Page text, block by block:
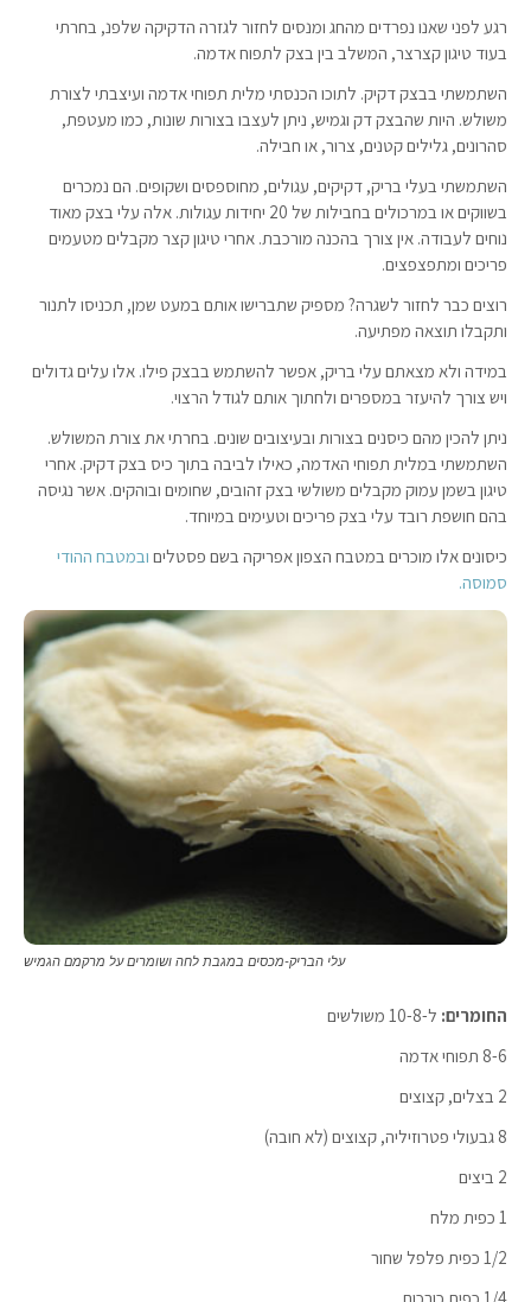
רגע לפני שאנו נפרדים מהחג ומנסים לחזור לגזרה הדקיקה שלפנ, בחרתי
בעוד טיגון קצרצר, המשלב בין בצק לתפוח אדמה.
השתמשתי בבצק דקיק. לתוכו הכנסתי מלית תפוחי אדמה ועיצבתי לצורת
משולש. היות שהבצק דק וגמיש, ניתן לעצבו בצורות שונות, כמו מעטפת,
סהרונים, גלילים קטנים, צרור, או חבילה.
השתמשתי בעלי בריק, דקיקים, עגולים, מחוספסים ושקופים. הם נמכרים
בשווקים או במרכולים בחבילות של 20 יחידות עגולות. אלה עלי בצק מאוד
נוחים לעבודה. אין צורך בהכנה מורכבת. אחרי טיגון קצר מקבלים מטעמים
פריכים ומתפצפצים.
רוצים כבר לחזור לשגרה? מספיק שתברישו אותם במעט שמן, תכניסו לתנור
ותקבלו תוצאה מפתיעה.
במידה ולא מצאתם עלי בריק, אפשר להשתמש בבצק פילו. אלו עלים גדולים
ויש צורך להיעזר במספרים ולחתוך אותם לגודל הרצוי.
ניתן להכין מהם כיסנים בצורות ובעיצובים שונים. בחרתי את צורת המשולש.
השתמשתי במלית תפוחי האדמה, כאילו לביבה בתוך כיס בצק דקיק. אחרי
טיגון בשמן עמוק מקבלים משולשי בצק זהובים, שחומים ובוהקים. אשר נגיסה
בהם חושפת רובד עלי בצק פריכים וטעימים במיוחד.
כיסונים אלו מוכרים במטבח הצפון אפריקה בשם פסטלים ובמטבח ההודי
סמוסה.
עלי הבריק-מכסים במגבת לחה ושומרים על מרקמם הגמיש
החומרים: ל-10-8 משולשים
8-6 תפוחי אדמה
2 בצלים, קצוצים
8 גבעולי פטרוזיליה, קצוצים (לא חובה)
2 ביצים
1 כפית מלח
1/2 כפית פלפל שחור